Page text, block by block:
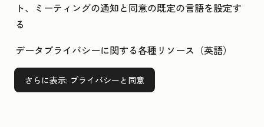
ト、ミーティングの通知と同意の既定の言語を設定す
る
データプライバシーに関する各種リソース（英語）
さらに表示: プライバシーと同意